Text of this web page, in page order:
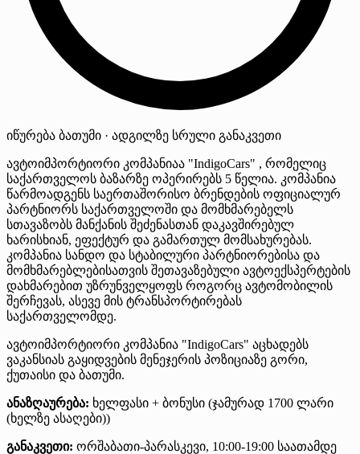
იწურება ბათუმი · ადგილზე სრული განაკვეთი
ავტოიმპორტიორი კომპანიაა "IndigoCars" , რომელიც
საქართველოს ბაზარზე ოპერირებს 5 წელია. კომპანია
წარმოადგენს საერთაშორისო ბრენდების ოფიციალურ
პარტნიორს საქართველოში და მომხმარებელს
სთავაზობს მანქანის შეძენასთან დაკავშირებულ
ხარისხიან, ეფექტურ და გამართულ მომსახურებას.
კომპანია სანდო და სტაბილური პარტნიორებისა და
მომხმარებლებისათვის შეთავაზებული ავტოექსპერტების
დახმარებით უზრუნველყოფს როგორც ავტომობილის
შერჩევას, ასევე მის ტრანსპორტირებას
საქართველომდე.
ავტოიმპორტიორი კომპანია "IndigoCars" აცხადებს
ვაკანსიას გაყიდვების მენეჯერის პოზიციაზე გორი,
ქუთაისი და ბათუმი.
ანაზღაურება: ხელფასი + ბონუსი (ჯამურად 1700 ლარი
(ხელზე ასაღები))
განაკვეთი: ორშაბათი-პარასკევი, 10:00-19:00 საათამდე